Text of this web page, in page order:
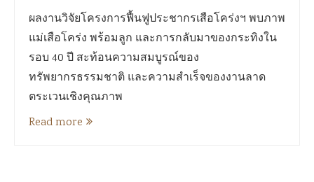
ผลงานวิจัยโครงการฟื้นฟูประชากรเสือโคร่งฯ พบภาพ
แม่เสือโคร่ง พร้อมลูก และการกลับมาของกระทิงใน
รอบ 40 ปี สะท้อนความสมบูรณ์ของ
ทรัพยากรธรรมชาติ และความสำเร็จของงานลาด
ตระเวนเชิงคุณภาพ
Read more